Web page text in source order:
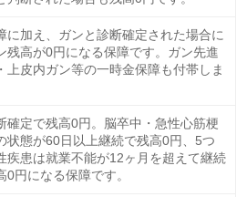
に加え、ガンと診断確定された場合に
残高が0円になる保障です。ガン先進
上皮内ガン等の一時金保障も付帯しま
確定で残高0円。脳卒中・急性心筋梗
状態が60日以上継続で残高0円、5つ
疾患は就業不能が12ヶ月を超えて継続
0円になる保障です。